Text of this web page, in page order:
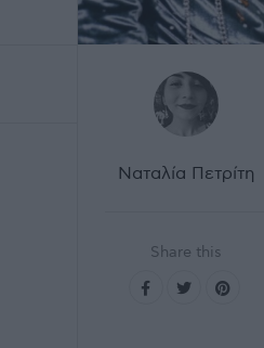
Ναταλία Πετρίτη
Share this